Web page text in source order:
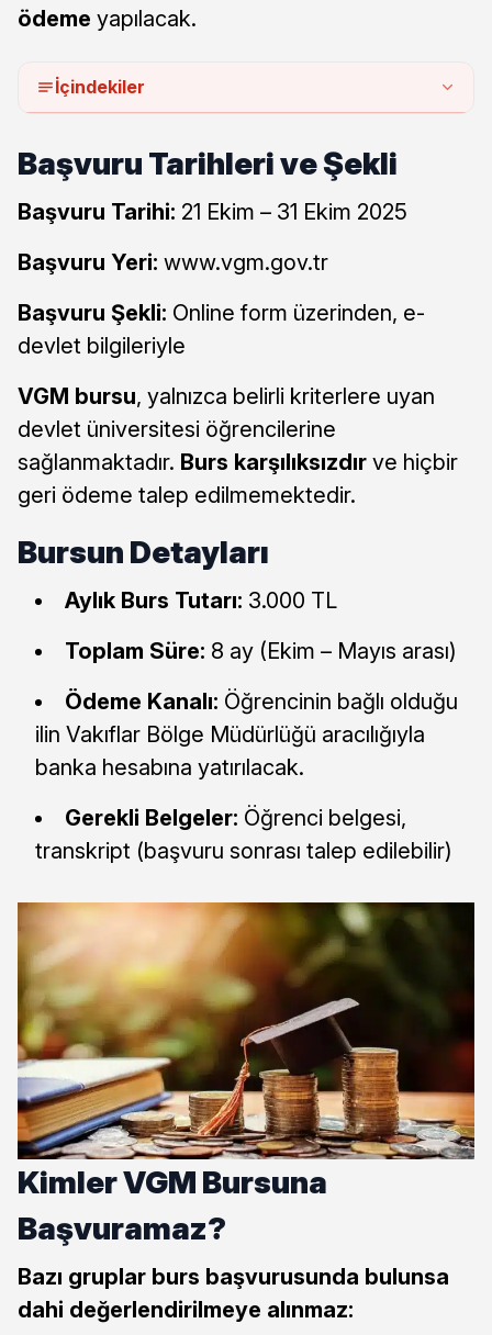
ödeme yapılacak.
İçindekiler
Başvuru Tarihleri ve Şekli
Başvuru Tarihi: 21 Ekim – 31 Ekim 2025
Başvuru Yeri: www.vgm.gov.tr
Başvuru Şekli: Online form üzerinden, e-
devlet bilgileriyle
VGM bursu, yalnızca belirli kriterlere uyan
devlet üniversitesi öğrencilerine
sağlanmaktadır. Burs karşılıksızdır ve hiçbir
geri ödeme talep edilmemektedir.
Bursun Detayları
Aylık Burs Tutarı: 3.000 TL
Toplam Süre: 8 ay (Ekim – Mayıs arası)
Ödeme Kanalı: Öğrencinin bağlı olduğu
ilin Vakıflar Bölge Müdürlüğü aracılığıyla
banka hesabına yatırılacak.
Gerekli Belgeler: Öğrenci belgesi,
transkript (başvuru sonrası talep edilebilir)
Kimler VGM Bursuna
Başvuramaz?
Bazı gruplar burs başvurusunda bulunsa
dahi değerlendirilmeye alınmaz: